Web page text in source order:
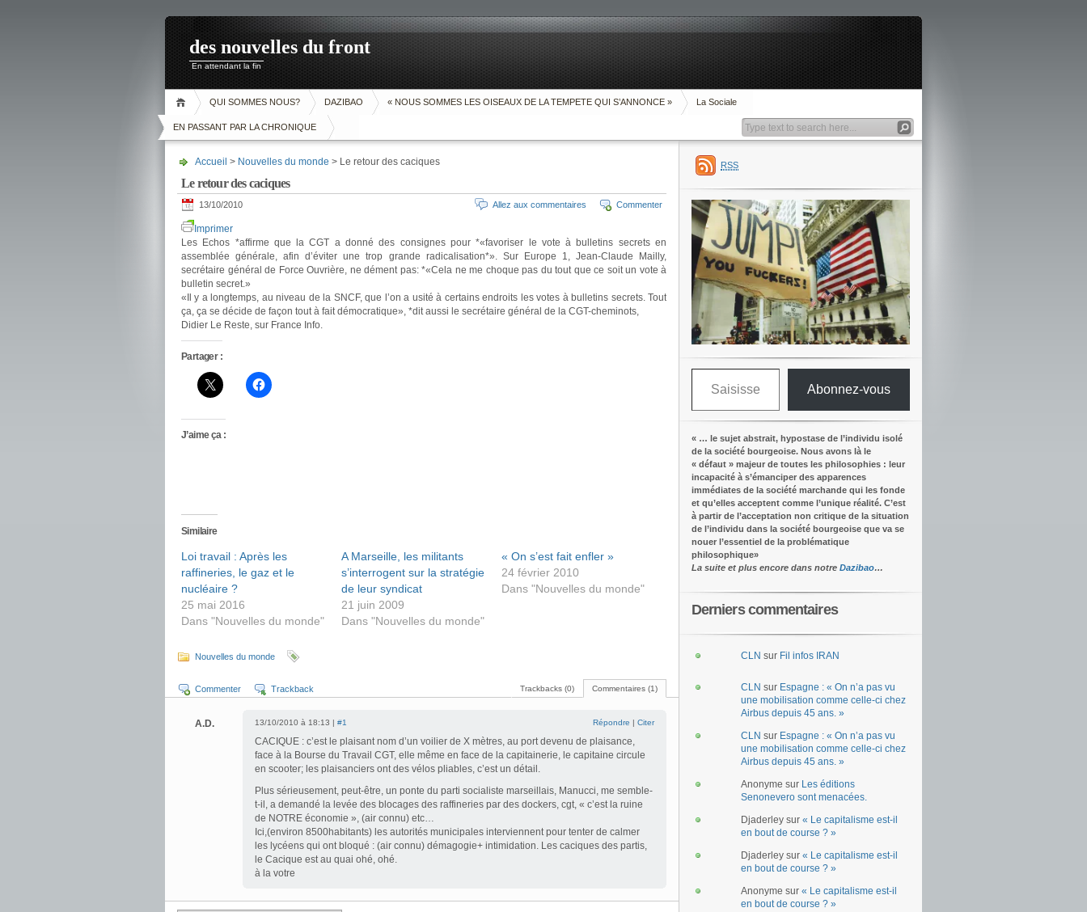
des nouvelles du front
En attendant la fin
QUI SOMMES NOUS? DAZIBAO « NOUS SOMMES LES OISEAUX DE LA TEMPETE QUI S’ANNONCE » La Sociale
EN PASSANT PAR LA CHRONIQUE
Accueil > Nouvelles du monde > Le retour des caciques
Le retour des caciques
13/10/2010 Commenter
Allez aux commentaires
Imprimer
Les Echos *affirme que la CGT a donné des consignes pour *«favoriser le vote à bulletins secrets en
assemblée générale, afin d’éviter une trop grande radicalisation*». Sur Europe 1, Jean-Claude Mailly,
secrétaire général de Force Ouvrière, ne dément pas: *«Cela ne me choque pas du tout que ce soit un vote à
bulletin secret.»
«Il y a longtemps, au niveau de la SNCF, que l’on a usité à certains endroits les votes à bulletins secrets. Tout
ça, ça se décide de façon tout à fait démocratique», *dit aussi le secrétaire général de la CGT-cheminots,
Didier Le Reste, sur France Info.
Partager :
J’aime ça :
Similaire
Loi travail : Après les
raffineries, le gaz et le
nucléaire ?
25 mai 2016
Dans "Nouvelles du monde"
A Marseille, les militants
s’interrogent sur la stratégie
de leur syndicat
21 juin 2009
Dans "Nouvelles du monde"
« On s’est fait enfler »
24 février 2010
Dans "Nouvelles du monde"
Nouvelles du monde
Commentaires (1)
Trackbacks (0)
Commenter Trackback
A.D. 13/10/2010 à 18:13 | #1 Répondre | Citer
CACIQUE : c’est le plaisant nom d’un voilier de X mètres, au port devenu de plaisance,
face à la Bourse du Travail CGT, elle même en face de la capitainerie, le capitaine circule
en scooter; les plaisanciers ont des vélos pliables, c’est un détail.
Plus sérieusement, peut-être, un ponte du parti socialiste marseillais, Manucci, me semble-
t-il, a demandé la levée des blocages des raffineries par des dockers, cgt, « c’est la ruine
de NOTRE économie », (air connu) etc…
Ici,(environ 8500habitants) les autorités municipales interviennent pour tenter de calmer
les lycéens qui ont bloqué : (air connu) démagogie+ intimidation. Les caciques des partis,
le Cacique est au quai ohé, ohé.
à la votre
RSS
Saisissez votre adresse e-mail…
Abonnez-vous
« … le sujet abstrait, hypostase de l’individu isolé
de la société bourgeoise. Nous avons là le
« défaut » majeur de toutes les philosophies : leur
incapacité à s’émanciper des apparences
immédiates de la société marchande qui les fonde
et qu’elles acceptent comme l’unique réalité. C’est
à partir de l’acceptation non critique de la situation
de l’individu dans la société bourgeoise que va se
nouer l’essentiel de la problématique
philosophique»
La suite et plus encore dans notre Dazibao…
Derniers commentaires
CLN sur Fil infos IRAN
CLN sur Espagne : « On n’a pas vu
une mobilisation comme celle-ci chez
Airbus depuis 45 ans. »
CLN sur Espagne : « On n’a pas vu
une mobilisation comme celle-ci chez
Airbus depuis 45 ans. »
Anonyme sur Les éditions
Senonevero sont menacées.
Djaderley sur « Le capitalisme est-il
en bout de course ? »
Djaderley sur « Le capitalisme est-il
en bout de course ? »
Anonyme sur « Le capitalisme est-il
en bout de course ? »